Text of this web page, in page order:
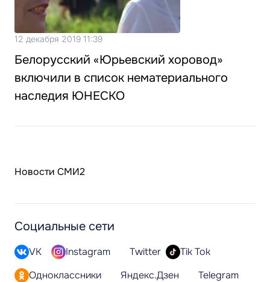
12 декабря 2019 11:39
Белорусский «Юрьевский хоровод»
включили в список нематериального
наследия ЮНЕСКО
Новости СМИ2
Социальные сети
VK Instagram Twitter
Tik Tok
Одноклассники
Яндекс.Дзен
Telegram